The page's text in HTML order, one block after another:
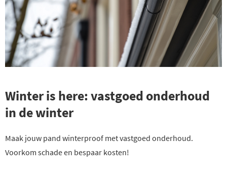
Winter is here: vastgoed onderhoud
in de winter
Maak jouw pand winterproof met vastgoed onderhoud.
Voorkom schade en bespaar kosten!